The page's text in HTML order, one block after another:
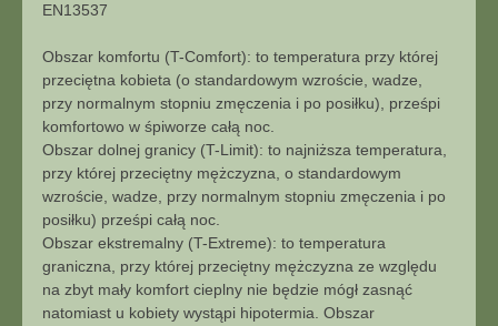
EN13537
Obszar komfortu (T-Comfort): to temperatura przy której
przeciętna kobieta (o standardowym wzroście, wadze,
przy normalnym stopniu zmęczenia i po posiłku), prześpi
komfortowo w śpiworze całą noc.
Obszar dolnej granicy (T-Limit): to najniższa temperatura,
przy której przeciętny mężczyzna, o standardowym
wzroście, wadze, przy normalnym stopniu zmęczenia i po
posiłku) prześpi całą noc.
Obszar ekstremalny (T-Extreme): to temperatura
graniczna, przy której przeciętny mężczyzna ze względu
na zbyt mały komfort cieplny nie będzie mógł zasnąć
natomiast u kobiety wystąpi hipotermia. Obszar